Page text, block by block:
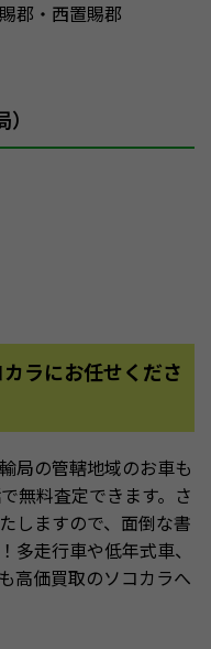
郡・西置賜郡
ラにお任せくださ
局の管轄地域のお車も
無料査定できます。さ
しますので、面倒な書
多走行車や低年式車、
高価買取のソコカラへ